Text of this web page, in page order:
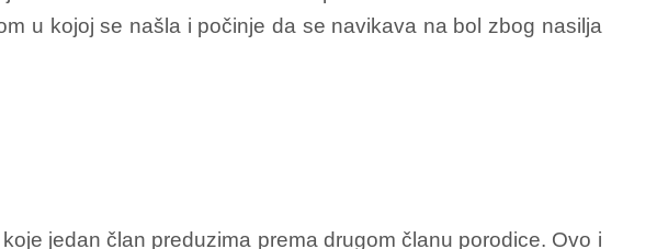
u kojoj se našla i počinje da se navikava na bol zbog nasilja
jedan član preduzima prema drugom članu porodice. Ovo i